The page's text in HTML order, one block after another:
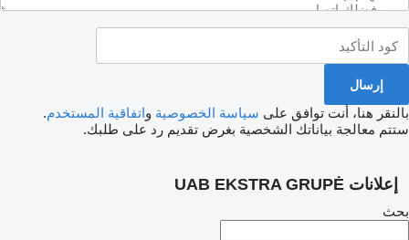
بالنقر هنا، أنت توافق على سياسة الخصوصية واتفاقية المستخدم.
ستتم معالجة بياناتك الشخصية بغرض تقديم رد على طلبك.
إعلانات UAB EKSTRA GRUPĖ
بحث